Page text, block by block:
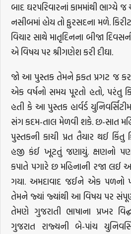
બાદ ઘરપરિવારનાં કામમાંથી ભાગ્યે
નસીબમાં હોય તો ફુરસદના મળે.
વિચાર સાથે માતૃદિનના બીજા
એ વિષય પર શ્રીગણેશ કરી દીઘા.
જો આ પુસ્તક તેમને ફકત પ્રગટ જ
એક વર્ષનો સમય પૂરતો હતો, પરંતુ
હતી કે આ પુસ્તક હાર્વર્ડ
સંગ કદમ-તાલ મેળવી શકે. છ-સાત
પુસ્તકની કાચી પ્રત તૈયાર થઈ
હજી કંઈ ખૂટતું જણાયું. ક્ષણનો પણ
કપાતે પગારે છ મહિનાની રજા લઈ
ગયા. અમદાવાદ જઈને એક પળનો
તેમને જ્યાં જ્યાંથી આ વિષય પર
તેમણે ગુજરાતી ભાષાના પ્રખર
ગુજરાત રાજ્યની બે-પાંચ